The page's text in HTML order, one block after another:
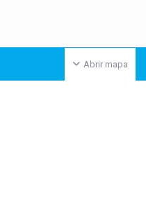
Abrir mapa